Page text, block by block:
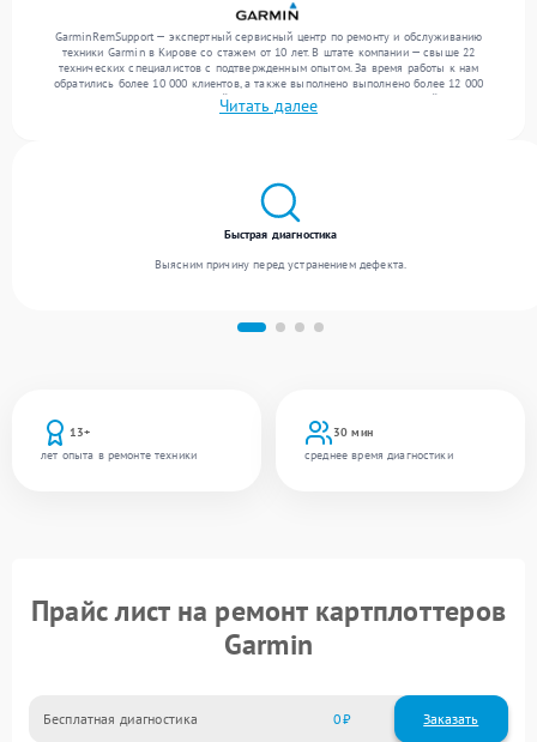
GarminRemSupport — экспертный сервисный центр по ремонту и обслуживанию
техники Garmin в Кирове со стажем от 10 лет. В штате компании — свыше 22
технических специалистов с подтвержденным опытом. За время работы к нам
обратились более 10 000 клиентов, а также выполнено выполнено более 12 000
ремонтов. Ежемесячно в сервисный центр поступает более 300 обращений, включая , ,
. Мы устраняем поломки любой сложности и поддерживаем высокий стандарт
Читать далее
13+
лет опыта в ремонте техники
30 мин
среднее время диагностики
Быстрая диагностика
Выясним причину перед устранением дефекта.
Прайс лист на ремонт картплоттеров
Garmin
Бесплатная диагностика 0 Заказать